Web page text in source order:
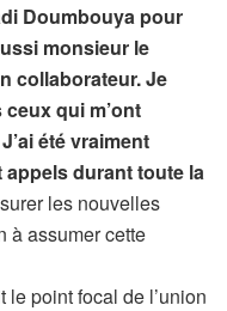
Doumbouya pour
monsieur le
collaborateur. Je
qui m’ont
été vraiment
durant toute la
les nouvelles
à assumer cette
point focal de l’union